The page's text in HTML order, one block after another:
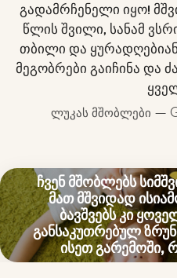
გადამრჩენელი იყო!
წლის შვილი, სანამ
თბილი და
მეგობრები გაიჩინა და
ლუკას მშობლები —
ჩვენ მშობლებს
მათ მშვიდად
ბავშვებს კი
განსაკუთრებულ
ისეთ გარემოში,